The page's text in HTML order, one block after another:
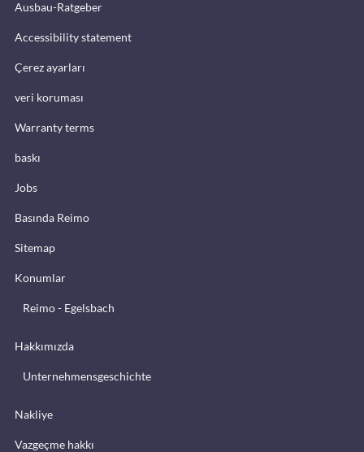
Ausbau-Ratgeber
Accessibility statement
Çerez ayarları
veri koruması
Warranty terms
baskı
Jobs
Basında Reimo
Sitemap
Konumlar
Reimo - Egelsbach
Hakkımızda
Unternehmensgeschichte
Nakliye
Vazgeçme hakkı